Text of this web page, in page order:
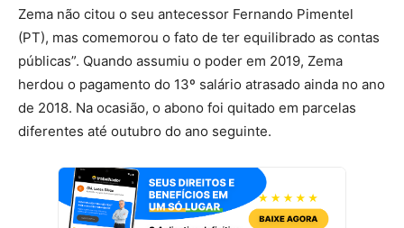
Zema não citou o seu antecessor Fernando Pimentel
(PT), mas comemorou o fato de ter equilibrado as contas
públicas”. Quando assumiu o poder em 2019, Zema
herdou o pagamento do 13º salário atrasado ainda no ano
de 2018. Na ocasião, o abono foi quitado em parcelas
diferentes até outubro do ano seguinte.